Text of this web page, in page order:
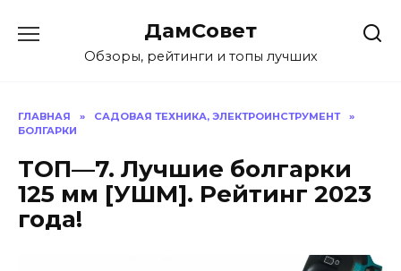
содержанию
ДамСовет
Обзоры, рейтинги и топы лучших
ГЛАВНАЯ » САДОВАЯ ТЕХНИКА, ЭЛЕКТРОИНСТРУМЕНТ
»
БОЛГАРКИ
ТОП—7. Лучшие болгарки
125 мм [УШМ]. Рейтинг 2023
года!